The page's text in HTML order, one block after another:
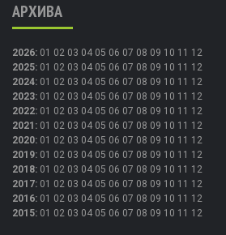
АРХИВА
2026: 01 02 03 04 05 06 07 08 09 10 11 12
2025: 01 02 03 04 05 06 07 08 09 10 11 12
2024: 01 02 03 04 05 06 07 08 09 10 11 12
2023: 01 02 03 04 05 06 07 08 09 10 11 12
2022: 01 02 03 04 05 06 07 08 09 10 11 12
2021 : 01 02 03 04 05 06 07 08 09 10 11 12
2020: 01 02 03 04 05 06 07 08 09 10 11 12
2019: 01 02 03 04 05 06 07 08 09 10 11 12
2018: 01 02 03 04 05 06 07 08 09 10 11 12
2017: 01 02 03 04 05 06 07 08 09 10 11 12
2016: 01 02 03 04 05 06 07 08 09 10 11 12
2015: 01 02 03 04 05 06 07 08 09 10 11 12